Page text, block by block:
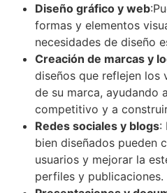
Diseño gráfico y web
formas y elementos
necesidades de diseño
Creación de marcas y
diseños que reflejen los
de su marca, ayudando
competitivo y a
Redes sociales y blogs:
bien diseñados pueden
usuarios y mejorar la
perfiles y publicaciones.